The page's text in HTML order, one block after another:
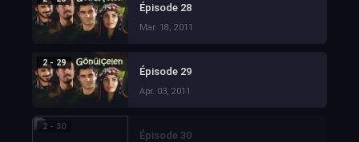
Épisode 28
Mar. 18, 2011
2 - 29
Épisode 29
Apr. 03, 2011
2 - 30
Épisode 30